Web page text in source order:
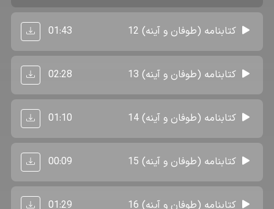
کتابنامه (طوفان و آینه) 12 01:43
کتابنامه (طوفان و آینه) 13 02:28
کتابنامه (طوفان و آینه) 14 01:10
کتابنامه (طوفان و آینه) 15 00:09
کتابنامه (طوفان و آینه) 16 01:29